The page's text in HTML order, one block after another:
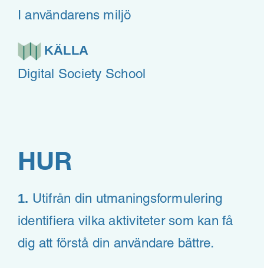
I användarens miljö
KÄLLA
Digital Society School
HUR
1. Utifrån din utmaningsformulering
identifiera vilka aktiviteter som kan få
dig att förstå din användare bättre.